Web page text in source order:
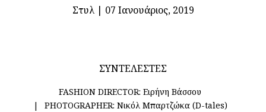
Στυλ| 07 Ιανουάριος, 2019
ΣΥΝΤΕΛΕΣΤΕΣ
FASHION DIRECTOR: Ειρήνη Βάσσου
PHOTOGRAPHER: Νικόλ Μπαρτζώκα (D-tales)